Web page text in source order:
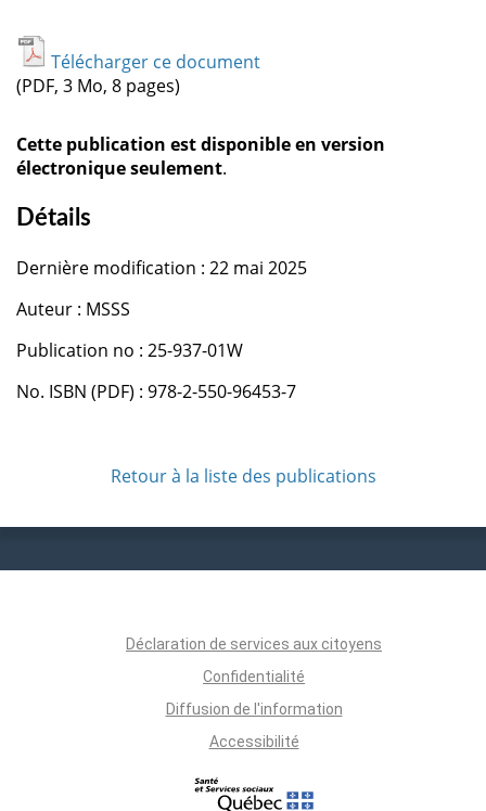
Télécharger ce document
(PDF, 3 Mo, 8 pages)
Cette publication est disponible en version
électronique seulement.
Détails
Dernière modification : 22 mai 2025
Auteur : MSSS
Publication no : 25-937-01W
No. ISBN (PDF) : 978-2-550-96453-7
Retour à la liste des publications
Déclaration de services aux citoyens
Confidentialité
Diffusion de l'information
Accessibilité